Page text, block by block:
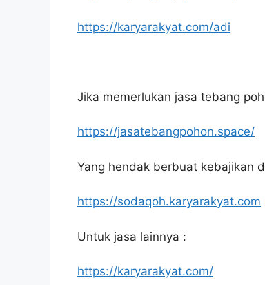
https://karyarakyat.com/adi
Jika memerlukan jasa tebang
https://jasatebangpohon.space/
Yang hendak berbuat kebajikan
https://sodaqoh.karyarakyat.com
Untuk jasa lainnya :
https://karyarakyat.com/